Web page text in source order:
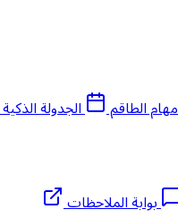
مهام الطاقم الجدولة الذكية
بوابة الملاحظات